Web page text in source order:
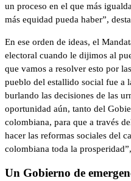
un proceso en el que más
más equidad pueda haber”,
En ese orden de ideas, el
electoral cuando le dijimos al
que vamos a resolver esto por
pueblo del estallido social fue a
burlando las decisiones de las
oportunidad aún, tanto del
colombiana, para que a través
hacer las reformas sociales del
colombiana toda la
Un Gobierno de